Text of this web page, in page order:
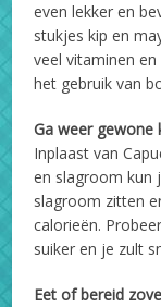
even lekker en
stukjes kip en
veel vitaminen
het gebruik van
Ga weer gewone
Inplaast van
en slagroom kun
slagroom zitten
calorieën.
suiker en je zult
Eet of bereid